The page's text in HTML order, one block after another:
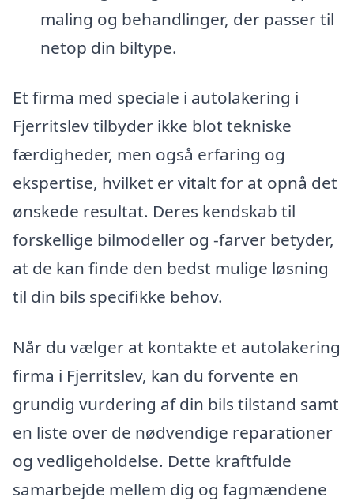
maling og behandlinger, der passer til
netop din biltype.
Et firma med speciale i autolakering i
Fjerritslev tilbyder ikke blot tekniske
færdigheder, men også erfaring og
ekspertise, hvilket er vitalt for at opnå det
ønskede resultat. Deres kendskab til
forskellige bilmodeller og -farver betyder,
at de kan finde den bedst mulige løsning
til din bils specifikke behov.
Når du vælger at kontakte et autolakering
firma i Fjerritslev, kan du forvente en
grundig vurdering af din bils tilstand samt
en liste over de nødvendige reparationer
og vedligeholdelse. Dette kraftfulde
samarbejde mellem dig og fagmændene